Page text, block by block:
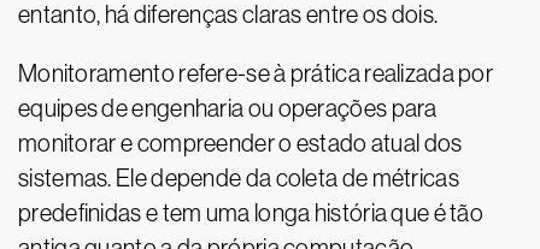
entanto, há diferenças claras entre os dois.
Monitoramento refere-se à prática realizada por
equipes de engenharia ou operações para
monitorar e compreender o estado atual dos
sistemas. Ele depende da coleta de métricas
predefinidas e tem uma longa história que é tão